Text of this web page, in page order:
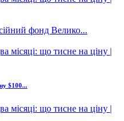
фонд Велико...
$100...